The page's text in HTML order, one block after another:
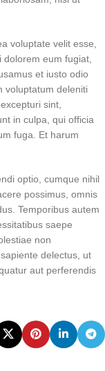
voluptate velit esse,
eum fugiat,
et iusto odio
voluptatum deleniti
sint,
in culpa, qui officia
fuga. Et harum
optio, cumque nihil
possimus, omnis
Temporibus autem
saepe
non
delectus, ut
aut perferendis